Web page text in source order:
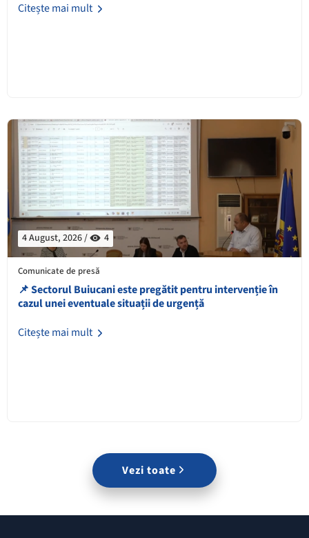
Citește mai mult
4 August, 2026 / 4
Comunicate de presă
📌 Sectorul Buiucani este pregătit pentru intervenție în
cazul unei eventuale situații de urgență
Citește mai mult
Vezi toate